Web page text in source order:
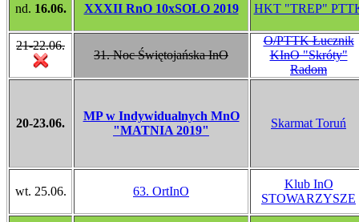
nd. 16.06. XXXII RnO 10xSOLO 2019 HKT "TREP"
21-22.06.
31. Noc Świętojańska InO
O/PTTK Łucznik
KInO "Skróty"
Radom
20-23.06.
MP w Indywidualnych MnO
"MATNIA 2019"
Skarmat Toruń
wt. 25.06. 63. OrtInO
Klub InO
STOWARZYSZE